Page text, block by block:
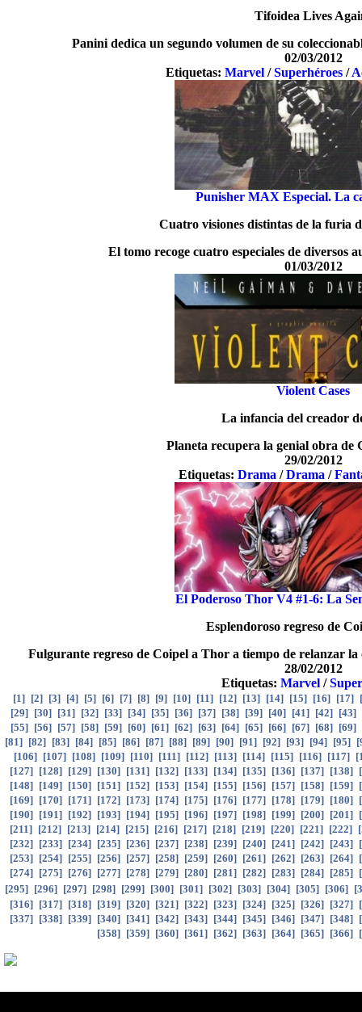
Tifoidea Lives
Panini dedica un segundo volumen de su
02/03/2012
Etiquetas: Marvel /Superhéroes /
Punisher MAX Especial. La
Cuatro visiones distintas de la furia
El tomo recoge cuatro especiales de diversos
01/03/2012
Violent Cases
La infancia del creador
Planeta recupera la genial obra de
29/02/2012
Etiquetas:Drama /Drama /
El Poderoso Thor V4 #1-6: La
Esplendoroso regreso de
Fulgurante regreso de Coipel a Thor a tiempo de relanzar la
28/02/2012
Etiquetas:Marvel /
[1] [2] [3] [4] [5] [6] [7] [8] [9] [10] [11] [12] [13] [14] [15] [16] [17] [
[29] [30] [31] [32] [33] [34] [35] [36] [37] [38] [39] [40] [41] [42] [43]
[55] [56] [57] [58] [59] [60] [61] [62] [63] [64] [65] [66] [67] [68] [69]
[81] [82] [83] [84] [85] [86] [87] [88] [89] [90] [91] [92] [93] [94] [95] [
[106] [107] [108] [109] [110] [111] [112] [113] [114] [115] [116] [117] [
[127] [128] [129] [130] [131] [132] [133] [134] [135] [136] [137] [138] [
[148] [149] [150] [151] [152] [153] [154] [155] [156] [157] [158] [159] [
[169] [170] [171] [172] [173] [174] [175] [176] [177] [178] [179] [180] [
[190] [191] [192] [193] [194] [195] [196] [197] [198] [199] [200] [201] [
[211] [212] [213] [214] [215] [216] [217] [218] [219] [220] [221] [222] [
[232] [233] [234] [235] [236] [237] [238] [239] [240] [241] [242] [243] [
[253] [254] [255] [256] [257] [258] [259] [260] [261] [262] [263] [264] [
[274] [275] [276] [277] [278] [279] [280] [281] [282] [283] [284] [285] [
[295] [296] [297] [298] [299] [300] [301] [302] [303] [304] [305] [306] [
[316] [317] [318] [319] [320] [321] [322] [323] [324] [325] [326] [327] [
[337] [338] [339] [340] [341] [342] [343] [344] [345] [346] [347] [348] [
[358] [359] [360] [361] [362] [363] [364] [365] [366] [